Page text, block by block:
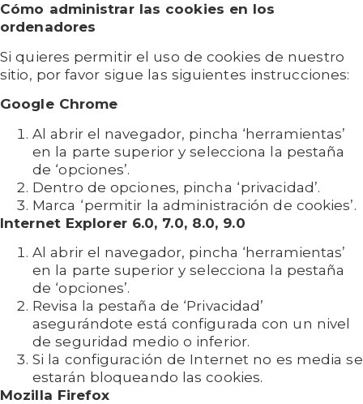
Cómo administrar las cookies en los
ordenadores
Si quieres permitir el uso de cookies de nuestro
sitio, por favor sigue las siguientes instrucciones:
Google Chrome
Al abrir el navegador, pincha ‘herramientas’
en la parte superior y selecciona la pestaña
de ‘opciones’.
Dentro de opciones, pincha ‘privacidad’.
Marca ‘permitir la administración de cookies’.
Internet Explorer 6.0, 7.0, 8.0, 9.0
Al abrir el navegador, pincha ‘herramientas’
en la parte superior y selecciona la pestaña
de ‘opciones’.
Revisa la pestaña de ‘Privacidad’
asegurándote está configurada con un nivel
de seguridad medio o inferior.
Si la configuración de Internet no es media se
estarán bloqueando las cookies.
Mozilla Firefox